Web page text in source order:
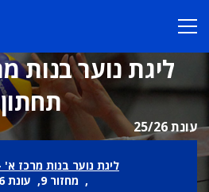
ליגת נוער בנות
תחתון
עונת 25/26
ליגת נוער בנות מרכז
, מחזור 9, עונת 25/26